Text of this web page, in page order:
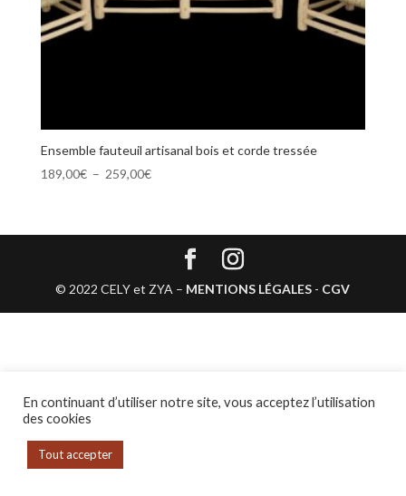
Ensemble fauteuil artisanal bois et corde tressée
189,00€ – 259,00€Plage
189,00€
© 2022 CELY et ZYA – MENTIONS LÉGALES - CGV
En continuant d’utiliser notre site, vous acceptez l’utilisation
des cookies
Tout accepter